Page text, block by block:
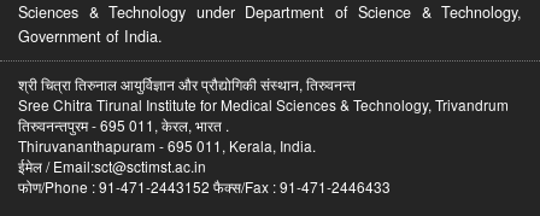
Sciences & Technology under Department of Science & Technology,
Government of India.
श्री चित्रा तिरुनाल आयुर्विज्ञान और प्रौद्योगिकी संस्थान, तिरुवनन्त
Sree Chitra Tirunal Institute for Medical Sciences & Technology, Trivandrum
तिरुवनन्तपुरम - 695 011, केरल, भारत .
Thiruvananthapuram - 695 011, Kerala, India.
ईमेल / Email:sct@sctimst.ac.in
फोण/Phone : 91-471-2443152 फैक्स/Fax : 91-471-2446433